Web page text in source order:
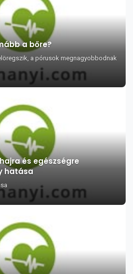
a bőre?
a pórusok megnagyobbodnak
és egészségre
hatása